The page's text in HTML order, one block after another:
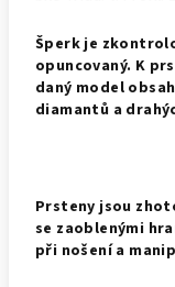
Šperk je
opuncovaný. K
daný model
diamantů a
Prsteny jsou
se zaoblenými
při nošení a